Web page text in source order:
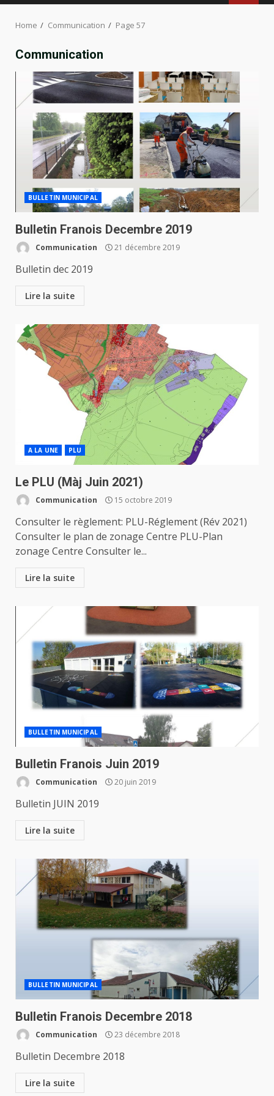
Home Communication Page 57
Communication
BULLETIN MUNICIPAL
Bulletin Franois Decembre 2019
Communication 21 décembre 2019
Bulletin dec 2019
Lire la suite
A LA UNE PLU
Le PLU (Màj Juin 2021)
Communication 15 octobre 2019
Consulter le règlement: PLU-Réglement (Rév 2021)
Consulter le plan de zonage Centre PLU-Plan
zonage Centre Consulter le...
Lire la suite
BULLETIN MUNICIPAL
Bulletin Franois Juin 2019
Communication 20 juin 2019
Bulletin JUIN 2019
Lire la suite
BULLETIN MUNICIPAL
Bulletin Franois Decembre 2018
Communication 23 décembre 2018
Bulletin Decembre 2018
Lire la suite